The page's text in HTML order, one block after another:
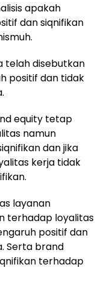
apakah
dan siqnifikan
telah disebutkan
positif dan tidak
equity tetap
namun
dan jika
kerja tidak
layanan
terhadap loyalitas
positif dan
Serta brand
terhadap